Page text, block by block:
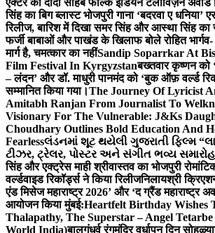
एक्टर का दादा साहब फाल्के इंडियन टेलीविज़न अवॉर्ड
सिंह का बिग ब्लास्ट भोजपुरी गाना ‘बदरवा ए
रिलीज, बारिश में दिखा समर सिंह और आस्था सिंह का
फर्जी बाबाओं और पाखंड के खिलाफ बोले रोहित भार्गव-
मार्ग है, चमत्कार का नहींSandip Soparrkar At
Film Festival In Kyrgyzstanबख्तवार कृष्णन को
– लंदन’ और डॉ. माधुरी पानमंद को ‘बुक ऑफ़ वर्ल्ड
सम्मानित किया गया।The Journey Of Lyricist
Amitabh Ranjan From Journalist To
Visionary For The Vulnerable: J&Ks
Choudhary Outlines Bold Education And
Fearlessલંડનમાં શૂટ થયેલી ગુજરાતી ફિલ્મ
ટીઝર, ટ્રેલર, પોસ્ટર અને સંગીત ભવ્ય
सिंह और एक्ट्रेस माही श्रीवास्तव का भोजपुरी रोमांटिक
वर्ल्डवाइड रिकॉर्ड्स ने किया रिलीजनिलायश्री
एंड मिसेज महाराष्ट्र 2026’ और ‘द ग्रैंड महाराष्ट्र
आयोजन किया मुंबई:Heartfelt Birthday Wishes
Thalapathy, The Superstar – Angel
World India)बालगंधर्व रंगमंदिर वर्धापन दिन